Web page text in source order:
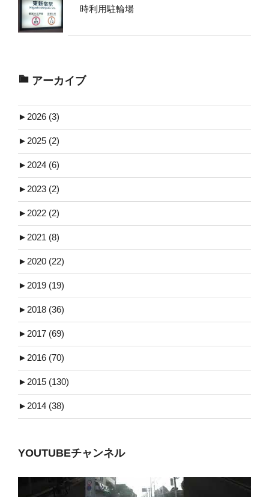
時利用駐輪場
アーカイブ
► 2026 (3)
► 2025 (2)
► 2024 (6)
► 2023 (2)
► 2022 (2)
► 2021 (8)
► 2020 (22)
► 2019 (19)
► 2018 (36)
► 2017 (69)
► 2016 (70)
► 2015 (130)
► 2014 (38)
YOUTUBEチャンネル